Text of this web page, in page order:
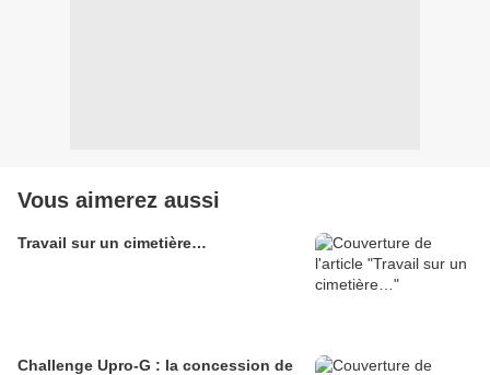
Vous aimerez aussi
Travail sur un cimetière…
Challenge Upro-G : la concession de